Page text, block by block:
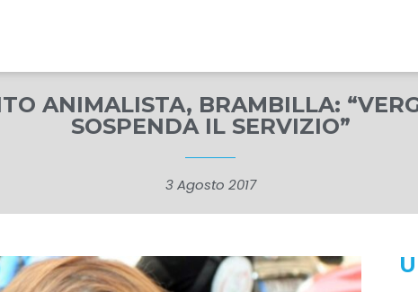
ANIMALISTA, BRAMBILLA:
SOSPENDA IL SERVIZIO”
3 Agosto 2017